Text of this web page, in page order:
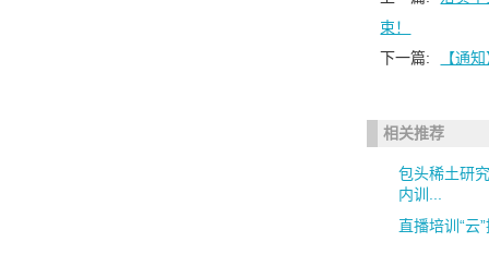
束！
下一篇:
【通
相关推荐
包头稀土研
内训...
直播培训“云